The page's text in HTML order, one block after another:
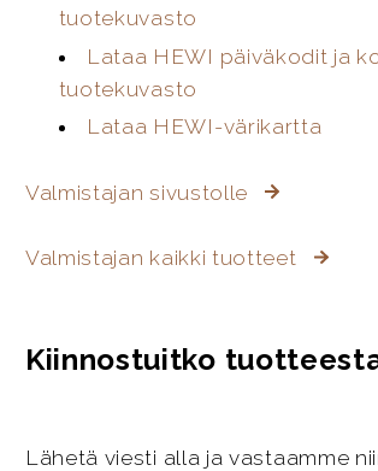
tuotekuvasto
Lataa HEWI päiväkodit ja
tuotekuvasto
Lataa HEWI-värikartta
Valmistajan sivustolle
Valmistajan kaikki tuotteet
Kiinnostuitko
Lähetä viesti alla ja vastaamme